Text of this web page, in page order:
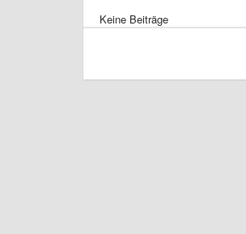
Keine Beiträge